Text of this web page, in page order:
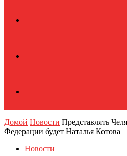
Домой Новости Представлять
Федерации будет Наталья Котова
Новости